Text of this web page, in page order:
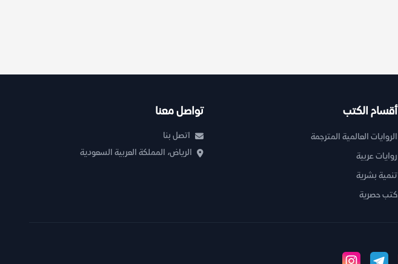
أقسام الكتب
الروايات العالمية المترجمة
روايات عربية
تنمية بشرية
كتب حصرية
تواصل معنا
اتصل بنا
الرياض، المملكة العربية السعودية